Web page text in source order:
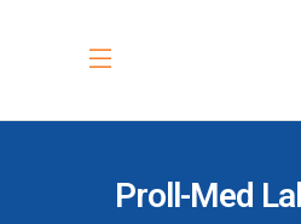
Proll-Med